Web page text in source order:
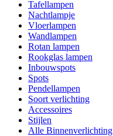
Tafellampen
Nachtlampje
Vloerlampen
Wandlampen
Rotan lampen
Rookglas lampen
Inbouwspots
Spots
Pendellampen
Soort verlichting
Accessoires
Stijlen
Alle Binnenverlichting